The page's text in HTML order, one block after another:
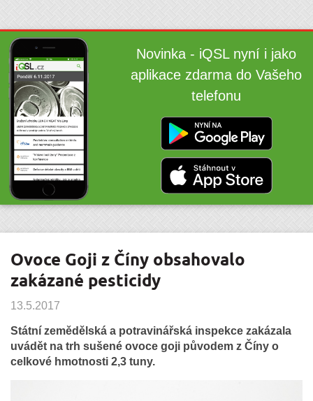
Novinka - iQSL nyní i jako
aplikace zdarma do Vašeho
telefonu
Ovoce Goji z Číny obsahovalo
zakázané pesticidy
13.5.2017
Státní zemědělská a potravinářská inspekce zakázala
uvádět na trh sušené ovoce goji původem z Číny o
celkové hmotnosti 2,3 tuny.